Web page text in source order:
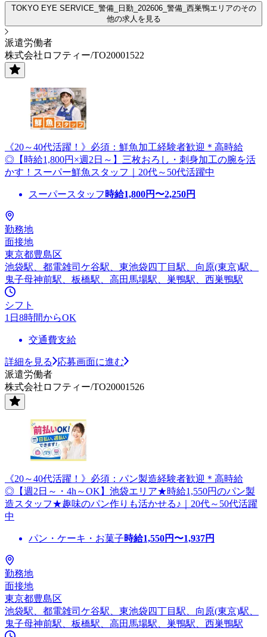
TOKYO EYE SERVICE_警備_日勤_202606_警備_西巣鴨エリアのその
他の求人を見る
派遣労働者
株式会社ロフティー/TO20001522
《20～40代活躍！》必須：鮮魚加工経験者歓迎＊高時給
◎【時給1,800円×週2日～】三枚おろし・刺身加工の腕を活
かす！スーパー鮮魚スタッフ｜20代～50代活躍中
スーパースタッフ 時給1,800円〜2,250円
勤務地
面接地
東京都豊島区
池袋駅、都電雑司ケ谷駅、東池袋四丁目駅、向原(東京)駅、
鬼子母神前駅、板橋駅、高田馬場駅、巣鴨駅、西巣鴨駅
シフト
1日8時間からOK
交通費支給
詳細を見る
応募画面に進む
派遣労働者
株式会社ロフティー/TO20001526
《20～40代活躍！》必須：パン製造経験者歓迎＊高時給
◎【週2日～・4h～OK】池袋エリア★時給1,550円のパン製
造スタッフ★趣味のパン作りも活かせる♪｜20代～50代活躍
中
パン・ケーキ・お菓子時給1,550円〜1,937円
勤務地
面接地
東京都豊島区
池袋駅、都電雑司ケ谷駅、東池袋四丁目駅、向原(東京)駅、
鬼子母神前駅、板橋駅、高田馬場駅、巣鴨駅、西巣鴨駅